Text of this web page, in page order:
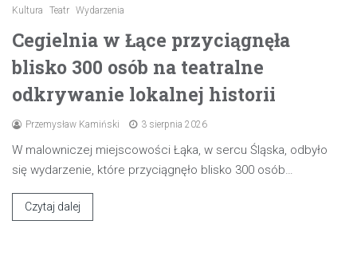
Kultura Teatr Wydarzenia
Cegielnia w Łące przyciągnęła
blisko 300 osób na teatralne
odkrywanie lokalnej historii
Przemysław Kamiński 3 sierpnia 2026
W malowniczej miejscowości Łąka, w sercu Śląska, odbyło
się wydarzenie, które przyciągnęło blisko 300 osób…
Czytaj dalej